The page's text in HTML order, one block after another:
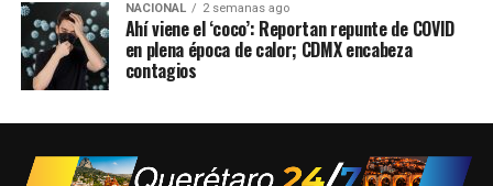
NACIONAL 2 semanas ago
Ahí viene el ‘coco’: Reportan repunte de COVID
en plena época de calor; CDMX encabeza
contagios